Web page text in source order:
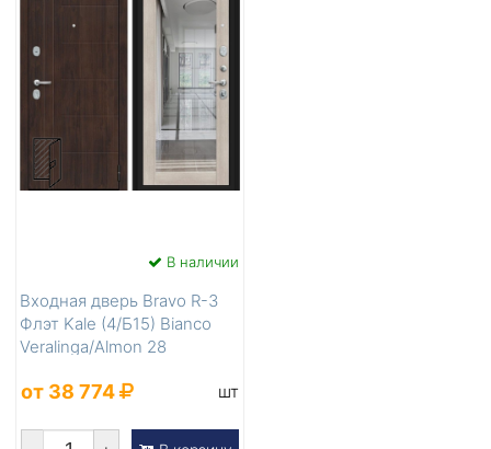
В наличии
Входная дверь Bravo R-3
Флэт Kale (4/Б15) Bianco
Veralinga/Almon 28
от 38 774 шт